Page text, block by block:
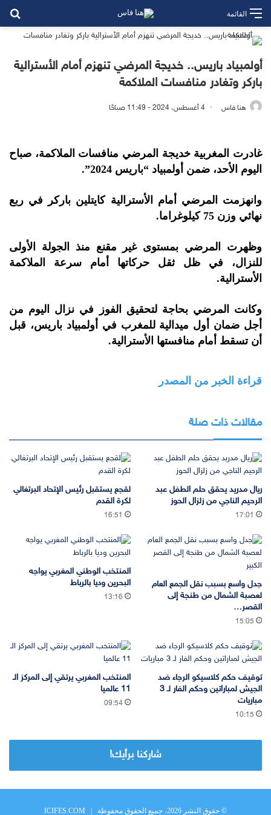
القائمة
أولمبياد باريس.. خديجة المرضي تنهزم أمام الأسترالية
باركر وتغادر منافسات الملاكمة
هنا فاس 4 أغسطس، 2024 - 11:49 صباحًا
غادرت المغربية خديجة المرضي منافسات الملاكمة، صباح
اليوم الأحد، ضمن أولمبياد “باريس 2024”.
وانهزمت المرضي أمام الأسترالية كايتلين باركر في ربع
نهائي وزن 75 كيلوغراما.
وظهرت المرضي بمستوى غير مقنع منذ الجولة الأولى
للنزال، في ظل ثقل حركاتها أمام سرعة الملاكمة
الأسترالية.
وكانت المرضي بحاجة لتحقيق الفوز في نزال اليوم من
أجل ضمان أول ميدالية للمغرب في أولمبياد باريس، قبل
أن تسقط أمام منافستها الأسترالية.
قراءة الخبر من المصدر
مقالات ذات صلة
ريال مدريد يحقق حلم الطفل عبد
الرحيم الناجي من زلزال الحوز
17:01
لقجع يستقبل رئيس الإتحاد البرتغالي
لكرة القدم
16:51
جدل واسع بسبب نقل الجمع العام
لعصبة الشمال من طنجة إلى
القصر…
15:05
المنتخب الوطني المغربي يواجه
البحرين وديا بالرباط
13:16
توقيف حكم كلاسيكو الرجاء ضد
الجيش لمباراتين وحكم الفار لـ 3
مباريات
10:15
المنتخب المغربي يرتقي إلى المركز الـ
11 عالميا
09:54
شاركنا برأيك!
© حقوق النشر 2026، جميع الحقوق محفوظة | ICIFES.COM